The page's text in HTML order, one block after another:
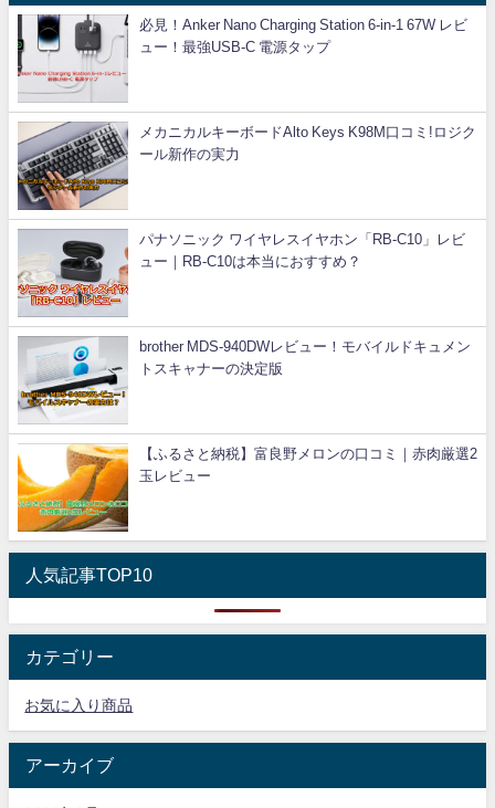
必見！Anker Nano Charging Station 6-in-1 67W レビ
ュー！最強USB-C 電源タップ
メカニカルキーボードAlto Keys K98M口コミ!ロジク
ール新作の実力
パナソニック ワイヤレスイヤホン「RB-C10」レビ
ュー｜RB-C10は本当におすすめ？
brother MDS-940DWレビュー！モバイルドキュメン
トスキャナーの決定版
【ふるさと納税】富良野メロンの口コミ｜赤肉厳選2
玉レビュー
人気記事TOP10
カテゴリー
お気に入り商品
アーカイブ